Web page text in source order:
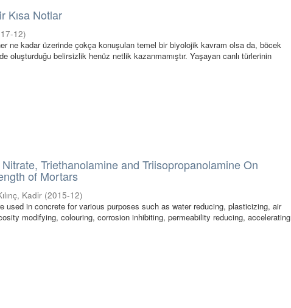
Kısa Notlar
12)
ne kadar üzerinde çokça konuşulan temel bir biyolojik kavram olsa da, böcek
oluşturduğu belirsizlik henüz netlik kazanmamıştır. Yaşayan canlı türlerinin
Triethanolamine and Triisopropanolamine On
of Mortars
Kadir (2015-12)
used in concrete for various purposes such as water reducing, plasticizing, air
modifying, colouring, corrosion inhibiting, permeability reducing, accelerating